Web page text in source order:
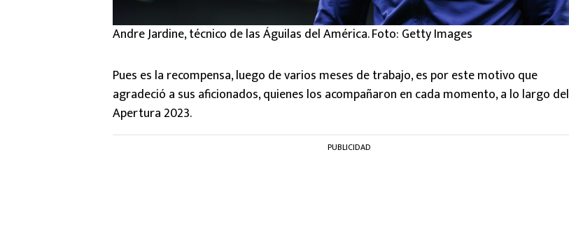
Andre Jardine, técnico de las Águilas del América. Foto: Getty Images
Pues es la recompensa, luego de varios meses de trabajo, es por este motivo que
agradeció a sus aficionados, quienes los acompañaron en cada momento, a lo largo del
Apertura 2023.
PUBLICIDAD